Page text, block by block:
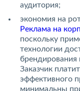
аудитория;
экономия на
Реклама на
поскольку
технологии
брендирования
Заказчик
эффективного
минимальны